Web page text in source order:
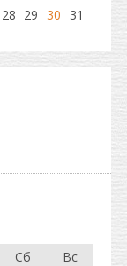
28 29 30 31
Сб
Вс